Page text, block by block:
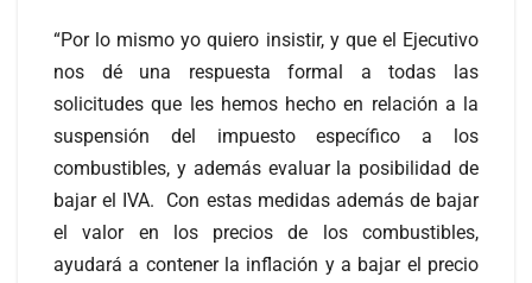
“Por lo mismo yo quiero insistir, y que el Ejecutivo
nos dé una respuesta formal a todas las
solicitudes que les hemos hecho en relación a la
suspensión del impuesto específico a los
combustibles, y además evaluar la posibilidad de
bajar el IVA. Con estas medidas además de bajar
el valor en los precios de los combustibles,
ayudará a contener la inflación y a bajar el precio